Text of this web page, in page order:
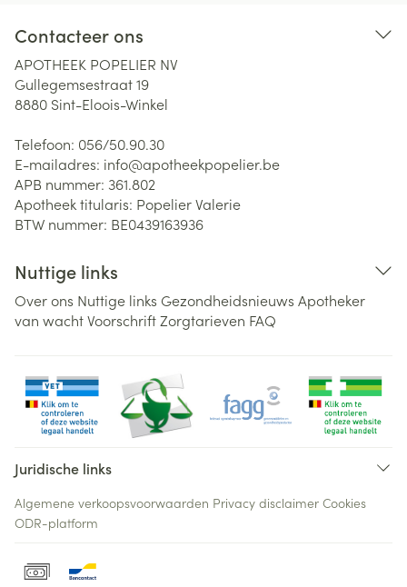
Contacteer ons
APOTHEEK POPELIER NV
Gullegemsestraat 19
8880 Sint-Eloois-Winkel
Telefoon: 056/50.90.30
E-mailadres: info@apotheekpopelier.be
APB nummer: 361.802
Apotheek titularis: Popelier Valerie
BTW nummer: BE0439163936
Nuttige links
Over ons Nuttige links Gezondheidsnieuws Apotheker
van wachtVoorschriftZorgtarieven FAQ
Juridische links
Algemene verkoopsvoorwaarden Privacy disclaimer Cookies
ODR-platform